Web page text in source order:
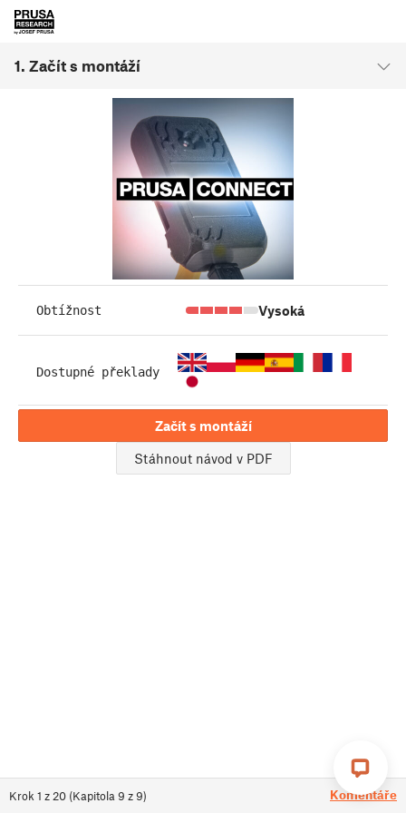
1. Začít s montáží
Krok 1 z 20 (Kapitola 9 z9) Komentáře
Obtížnost Vysoká
Dostupné překlady
Začít s montáží
Stáhnout návod v PDF